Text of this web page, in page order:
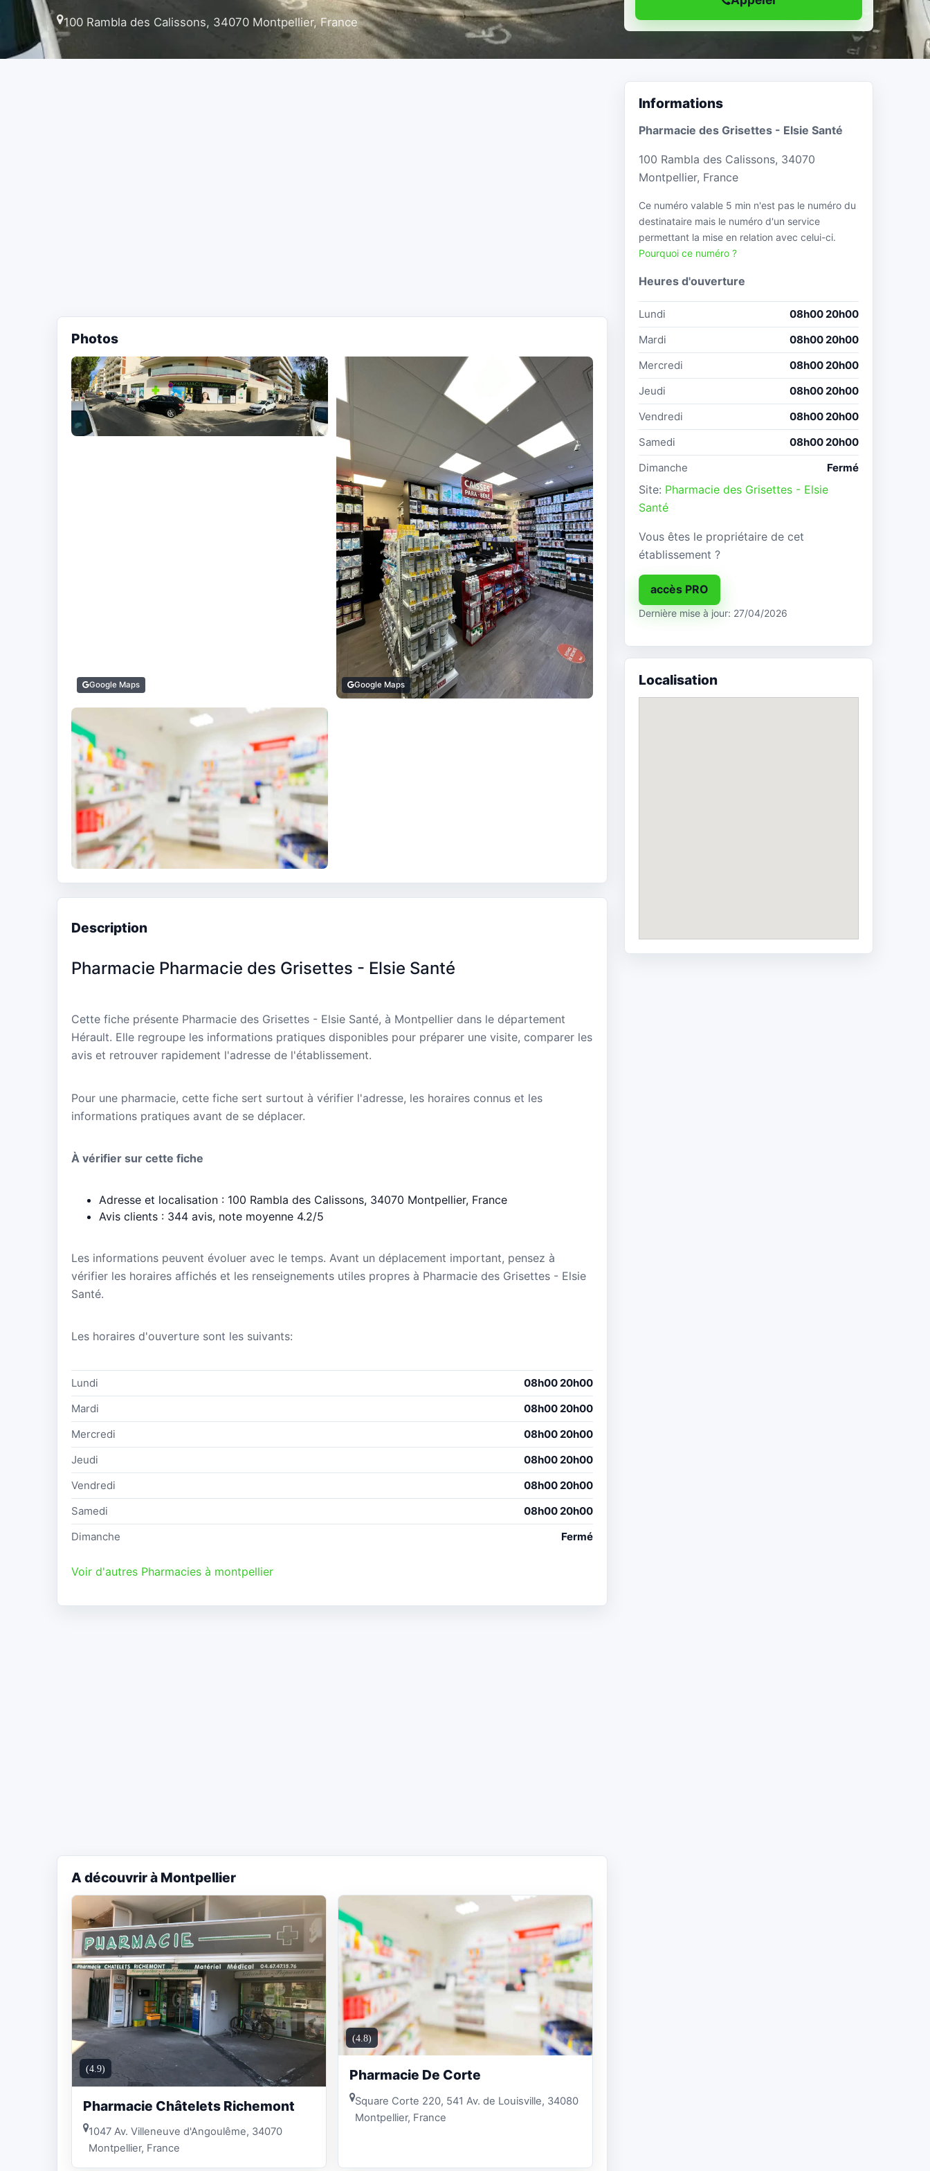
100 Rambla des Calissons, 34070 Montpellier, France
Photos
Google Maps Google Maps
Description
Pharmacie Pharmacie des Grisettes - Elsie Santé
Cette fiche présente Pharmacie des Grisettes - Elsie Santé, à Montpellier dans le département
Hérault. Elle regroupe les informations pratiques disponibles pour préparer une visite, comparer les
avis et retrouver rapidement l'adresse de l'établissement.
Pour une pharmacie, cette fiche sert surtout à vérifier l'adresse, les horaires connus et les
informations pratiques avant de se déplacer.
À vérifier sur cette fiche
Adresse et localisation : 100 Rambla des Calissons, 34070 Montpellier, France
Avis clients : 344 avis, note moyenne 4.2/5
Les informations peuvent évoluer avec le temps. Avant un déplacement important, pensez à
vérifier les horaires affichés et les renseignements utiles propres à Pharmacie des Grisettes - Elsie
Santé.
Les horaires d'ouverture sont les suivants:
Lundi
08h00 20h00
Mardi
08h00 20h00
Mercredi
08h00 20h00
Jeudi
08h00 20h00
Vendredi
08h00 20h00
Samedi
08h00 20h00
Dimanche
Fermé
Voir d'autres Pharmacies à montpellier
A découvrir à Montpellier
(4.9)
Pharmacie Châtelets Richemont
1047 Av. Villeneuve d'Angoulême, 34070
Montpellier, France
(4.8)
Pharmacie De Corte
Square Corte 220, 541 Av. de Louisville, 34080
Montpellier, France
Informations
Pharmacie des Grisettes - Elsie Santé
100 Rambla des Calissons, 34070
Montpellier, France
Ce numéro valable 5 min n'est pas le numéro du
destinataire mais le numéro d'un service
permettant la mise en relation avec celui-ci.
Pourquoi ce numéro ?
Heures d'ouverture
Lundi
08h00 20h00
Mardi
08h00 20h00
Mercredi
08h00 20h00
Jeudi
08h00 20h00
Vendredi
08h00 20h00
Samedi
08h00 20h00
Dimanche
Fermé
Site: Pharmacie des Grisettes - Elsie
Santé
Vous êtes le propriétaire de cet
établissement ?
accès PRO
Dernière mise à jour: 27/04/2026
Localisation